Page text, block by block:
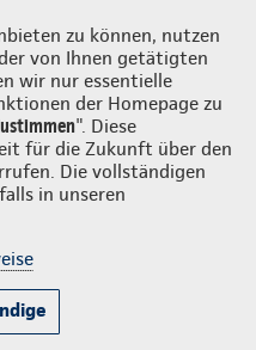
zu können, nutzen
von Ihnen getätigten
wir nur essentielle
der Homepage zu
". Diese
für die Zukunft über den
Die vollständigen
in unseren
Login